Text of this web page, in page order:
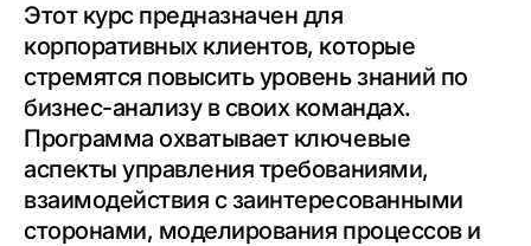
Этот курс предназначен для
корпоративных клиентов, которые
стремятся повысить уровень знаний по
бизнес-анализу в своих командах.
Программа охватывает ключевые
аспекты управления требованиями,
взаимодействия с заинтересованными
сторонами, моделирования процессов и